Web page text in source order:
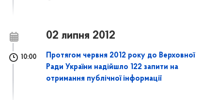
02 липня 2012
10:00
Протягом червня 2012 року до Верховної
Ради України надійшло 122 запити на
отримання публічної інформації